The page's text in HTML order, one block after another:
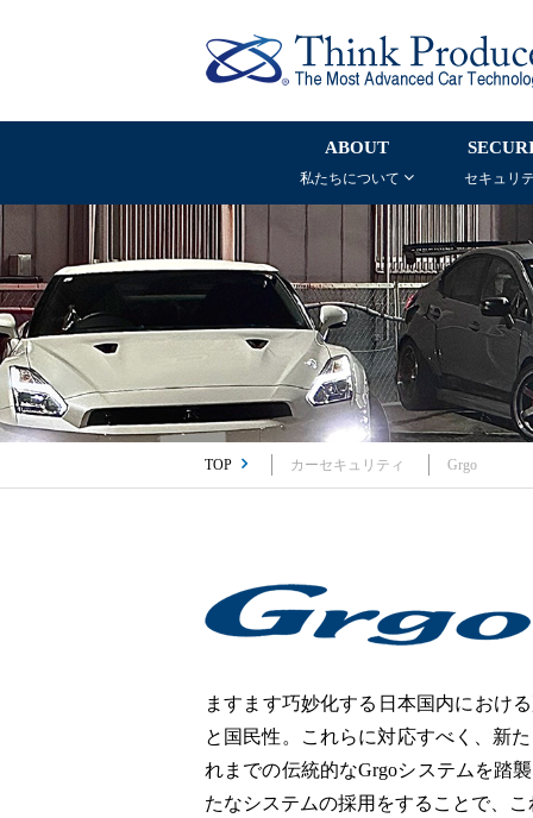
ABOUT
私たちについて セキュリ
TOP カーセキュリティ Grgo
ますます巧妙化する日本国内におけ
と国民性。これらに対応すべく、新
れまでの伝統的なGrgoシステムを踏
たなシステムの採用をすることで、